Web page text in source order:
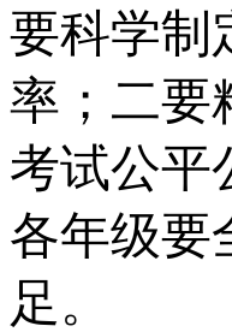
要科学制
率；二要
考试公平
各年级要
足。